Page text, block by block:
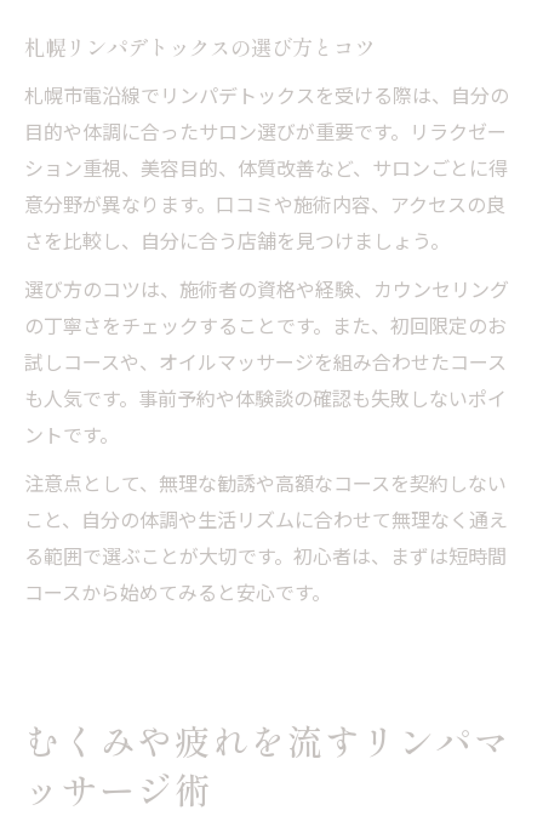
札幌リンパデトックスの選び方とコツ
札幌市電沿線でリンパデトックスを受ける際は、自分の
目的や体調に合ったサロン選びが重要です。リラクゼー
ション重視、美容目的、体質改善など、サロンごとに得
意分野が異なります。口コミや施術内容、アクセスの良
さを比較し、自分に合う店舗を見つけましょう。
選び方のコツは、施術者の資格や経験、カウンセリング
の丁寧さをチェックすることです。また、初回限定のお
試しコースや、オイルマッサージを組み合わせたコース
も人気です。事前予約や体験談の確認も失敗しないポイ
ントです。
注意点として、無理な勧誘や高額なコースを契約しない
こと、自分の体調や生活リズムに合わせて無理なく通え
る範囲で選ぶことが大切です。初心者は、まずは短時間
コースから始めてみると安心です。
むくみや疲れを流すリンパマ
ッサージ術